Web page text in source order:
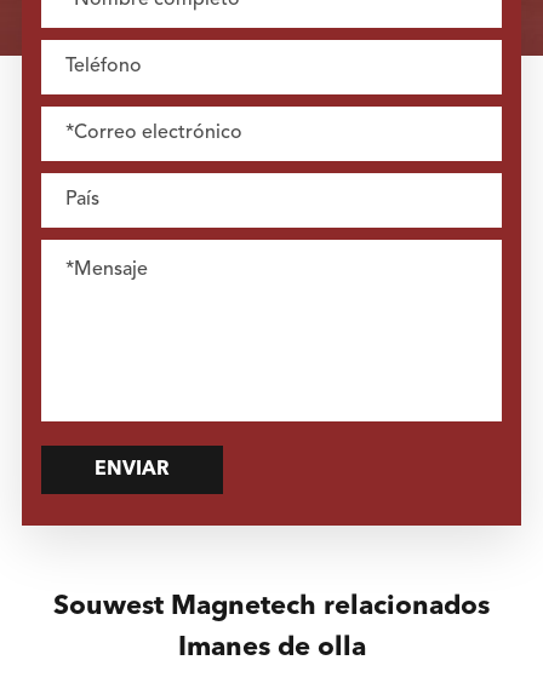
ENVIAR
Souwest Magnetech relacionados
Imanes de olla